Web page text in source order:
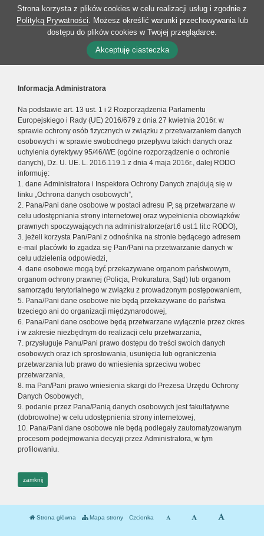
Strona korzysta z plików cookies w celu realizacji usług i zgodnie z
Polityką Prywatności. Możesz określić warunki przechowywania lub
dostępu do plików cookies w Twojej przeglądarce.
Akceptuję ciasteczka
Informacja Administratora
Na podstawie art. 13 ust. 1 i 2 Rozporządzenia Parlamentu
Europejskiego i Rady (UE) 2016/679 z dnia 27 kwietnia 2016r. w
sprawie ochrony osób fizycznych w związku z przetwarzaniem danych
osobowych i w sprawie swobodnego przepływu takich danych oraz
uchylenia dyrektywy 95/46/WE (ogólne rozporządzenie o ochronie
danych), Dz. U. UE. L. 2016.119.1 z dnia 4 maja 2016r., dalej RODO
informuję:
1. dane Administratora i Inspektora Ochrony Danych znajdują się w
linku „Ochrona danych osobowych”,
2. Pana/Pani dane osobowe w postaci adresu IP, są przetwarzane w
celu udostępniania strony internetowej oraz wypełnienia obowiązków
prawnych spoczywających na administratorze(art.6 ust.1 lit.c RODO),
3. jeżeli korzysta Pan/Pani z odnośnika na stronie będącego adresem
e-mail placówki to zgadza się Pan/Pani na przetwarzanie danych w
celu udzielenia odpowiedzi,
4. dane osobowe mogą być przekazywane organom państwowym,
organom ochrony prawnej (Policja, Prokuratura, Sąd) lub organom
samorządu terytorialnego w związku z prowadzonym postępowaniem,
5. Pana/Pani dane osobowe nie będą przekazywane do państwa
trzeciego ani do organizacji międzynarodowej,
6. Pana/Pani dane osobowe będą przetwarzane wyłącznie przez okres
i w zakresie niezbędnym do realizacji celu przetwarzania,
7. przysługuje Panu/Pani prawo dostępu do treści swoich danych
osobowych oraz ich sprostowania, usunięcia lub ograniczenia
przetwarzania lub prawo do wniesienia sprzeciwu wobec
przetwarzania,
8. ma Pan/Pani prawo wniesienia skargi do Prezesa Urzędu Ochrony
Danych Osobowych,
9. podanie przez Pana/Panią danych osobowych jest fakultatywne
(dobrowolne) w celu udostępnienia strony internetowej,
10. Pana/Pani dane osobowe nie będą podlegały zautomatyzowanym
procesom podejmowania decyzji przez Administratora, w tym
profilowaniu.
zamknij
Strona główna Mapa strony Czcionka